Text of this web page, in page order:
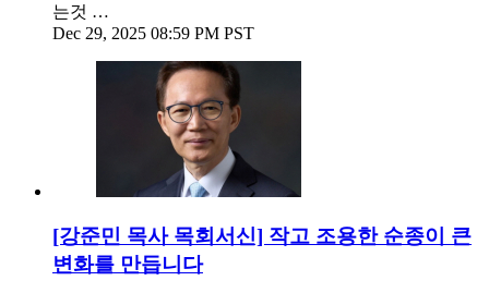
는것 …
Dec 29, 2025 08:59 PM PST
[강준민 목사 목회서신] 작고 조용한 순종이 큰
변화를 만듭니다